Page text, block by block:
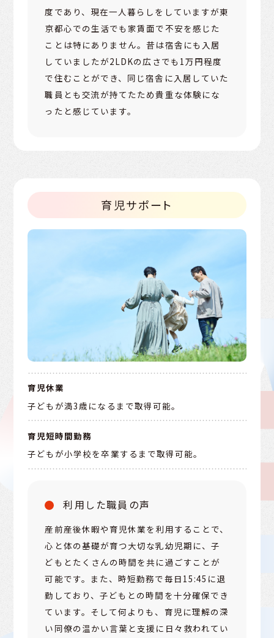
度であり、現在一人暮らしをしていますが東
京都心での生活でも家賃面で不安を感じた
ことは特にありません。昔は宿舎にも入居
していましたが2LDKの広さでも1万円程度
で住むことができ、同じ宿舎に入居していた
職員とも交流が持てたため貴重な体験にな
ったと感じています。
育児サポート
育児休業
子どもが満3歳になるまで取得可能。
育児短時間勤務
子どもが小学校を卒業するまで取得可能。
利用した職員の声
産前産後休暇や育児休業を利用することで、
心と体の基礎が育つ大切な乳幼児期に、子
どもとたくさんの時間を共に過ごすことが
可能です。また、時短勤務で毎日15:45に退
勤しており、子どもとの時間を十分確保でき
ています。そして何よりも、育児に理解の深
い同僚の温かい言葉と支援に日々救われてい